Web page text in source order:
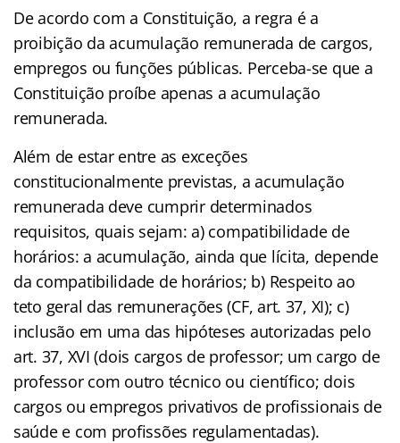
De acordo com a Constituição, a regra é a
proibição da acumulação remunerada de cargos,
empregos ou funções públicas. Perceba-se que a
Constituição proíbe apenas a acumulação
remunerada.
Além de estar entre as exceções
constitucionalmente previstas, a acumulação
remunerada deve cumprir determinados
requisitos, quais sejam: a) compatibilidade de
horários: a acumulação, ainda que lícita, depende
da compatibilidade de horários; b) Respeito ao
teto geral das remunerações (CF, art. 37, XI); c)
inclusão em uma das hipóteses autorizadas pelo
art. 37, XVI (dois cargos de professor; um cargo de
professor com outro técnico ou científico; dois
cargos ou empregos privativos de profissionais de
saúde e com profissões regulamentadas).